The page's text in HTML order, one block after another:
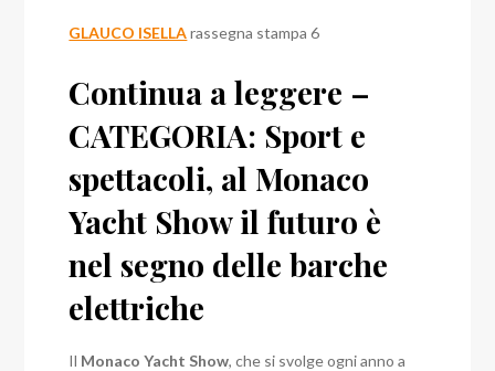
GLAUCO ISELLArassegna stampa 6
Continua a leggere –
CATEGORIA: Sport e
spettacoli, al Monaco
Yacht Show il futuro è
nel segno delle barche
elettriche
Il Monaco Yacht Show, che si svolge ogni anno a